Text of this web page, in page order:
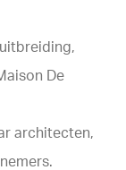
De
architecten,